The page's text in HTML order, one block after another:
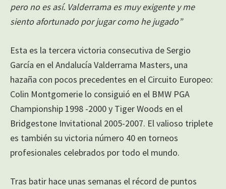
pero no es así. Valderrama es muy exigente y me
siento afortunado por jugar como he jugado”
Esta es la tercera victoria consecutiva de Sergio
García en el Andalucía Valderrama Masters, una
hazaña con pocos precedentes en el Circuito Europeo:
Colin Montgomerie lo consiguió en el BMW PGA
Championship 1998 -2000 y Tiger Woods en el
Bridgestone Invitational 2005-2007. El valioso triplete
es también su victoria número 40 en torneos
profesionales celebrados por todo el mundo.
Tras batir hace unas semanas el récord de puntos